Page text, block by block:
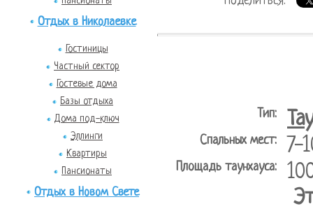
Отдых в Николаевке
Гостиницы
Частный сектор
Гостевые дома
Базы отдыха
Дома под-ключ
Эллинги
Квартиры
Пансионаты
Отдых в Новом Свете
Тип:
Спальных мест: 7-
Площадь таунхауса: